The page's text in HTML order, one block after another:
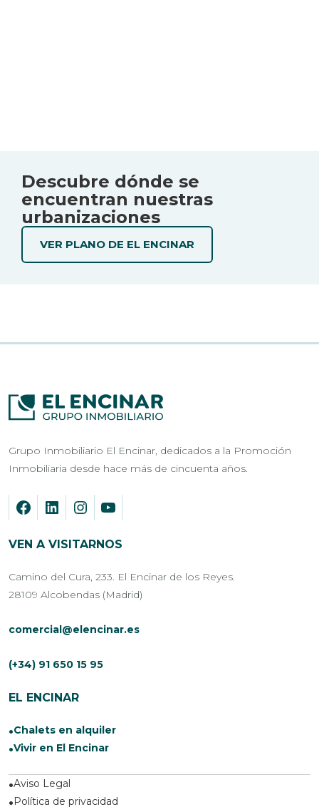
Descubre dónde se
encuentran nuestras
urbanizaciones
VER PLANO DE EL ENCINAR
Grupo Inmobiliario El Encinar, dedicados a la Promoción
Inmobiliaria desde hace más de cincuenta años.
VEN A VISITARNOS
Camino del Cura, 233. El Encinar de los Reyes.
28109 Alcobendas (Madrid)
comercial@elencinar.es
(+34) 91 650 15 95
EL ENCINAR
Chalets en alquiler
Vivir en El Encinar
Aviso Legal
Política de privacidad